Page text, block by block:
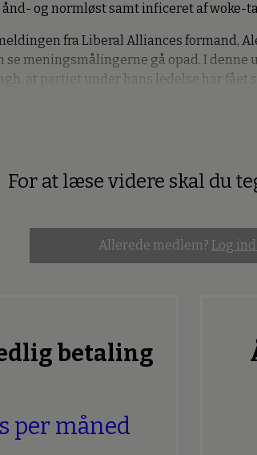
og normløst samt inficeret af woke-
fra Liberal Alliances formand,
se meningsmålingerne gå opad. I
at partiet under hans ledelse har fået
For at læse videre skal du
Allerede medlem? Log
betaling
per måned